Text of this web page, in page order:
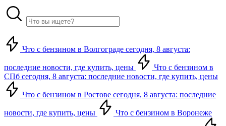
Что с бензином в Волгограде сегодня, 8 августа:
последние новости, где купить, цены
Что с бензином в
СПб сегодня, 8 августа: последние новости, где купить, цены
Что с бензином в Ростове сегодня, 8 августа: последние
новости, где купить, цены Что с бензином в Воронеже